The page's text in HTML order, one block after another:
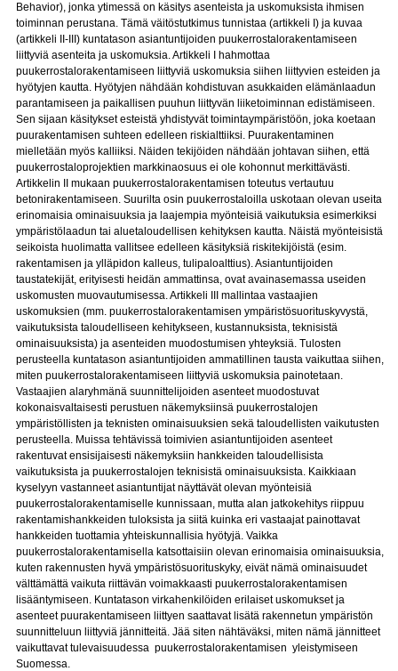
Behavior), jonka ytimessä on käsitys asenteista ja uskomuksista ihmisen
toiminnan perustana. Tämä väitöstutkimus tunnistaa (artikkeli I) ja kuvaa
(artikkeli II-III) kuntatason asiantuntijoiden puukerrostalorakentamiseen
liittyviä asenteita ja uskomuksia. Artikkeli I hahmottaa
puukerrostalorakentamiseen liittyviä uskomuksia siihen liittyvien esteiden ja
hyötyjen kautta. Hyötyjen nähdään kohdistuvan asukkaiden elämänlaadun
parantamiseen ja paikallisen puuhun liittyvän liiketoiminnan edistämiseen.
Sen sijaan käsitykset esteistä yhdistyvät toimintaympäristöön, joka koetaan
puurakentamisen suhteen edelleen riskialttiiksi. Puurakentaminen
mielletään myös kalliiksi. Näiden tekijöiden nähdään johtavan siihen, että
puukerrostaloprojektien markkinaosuus ei ole kohonnut merkittävästi.
Artikkelin II mukaan puukerrostalorakentamisen toteutus vertautuu
betonirakentamiseen. Suurilta osin puukerrostaloilla uskotaan olevan useita
erinomaisia ominaisuuksia ja laajempia myönteisiä vaikutuksia esimerkiksi
ympäristölaadun tai aluetaloudellisen kehityksen kautta. Näistä myönteisistä
seikoista huolimatta vallitsee edelleen käsityksiä riskitekijöistä (esim.
rakentamisen ja ylläpidon kalleus, tulipaloalttius). Asiantuntijoiden
taustatekijät, erityisesti heidän ammattinsa, ovat avainasemassa useiden
uskomusten muovautumisessa. Artikkeli III mallintaa vastaajien
uskomuksien (mm. puukerrostalorakentamisen ympäristösuorituskyvystä,
vaikutuksista taloudelliseen kehitykseen, kustannuksista, teknisistä
ominaisuuksista) ja asenteiden muodostumisen yhteyksiä. Tulosten
perusteella kuntatason asiantuntijoiden ammatillinen tausta vaikuttaa siihen,
miten puukerrostalorakentamiseen liittyviä uskomuksia painotetaan.
Vastaajien alaryhmänä suunnittelijoiden asenteet muodostuvat
kokonaisvaltaisesti perustuen näkemyksiinsä puukerrostalojen
ympäristöllisten ja teknisten ominaisuuksien sekä taloudellisten vaikutusten
perusteella. Muissa tehtävissä toimivien asiantuntijoiden asenteet
rakentuvat ensisijaisesti näkemyksiin hankkeiden taloudellisista
vaikutuksista ja puukerrostalojen teknisistä ominaisuuksista. Kaikkiaan
kyselyyn vastanneet asiantuntijat näyttävät olevan myönteisiä
puukerrostalorakentamiselle kunnissaan, mutta alan jatkokehitys riippuu
rakentamishankkeiden tuloksista ja siitä kuinka eri vastaajat painottavat
hankkeiden tuottamia yhteiskunnallisia hyötyjä. Vaikka
puukerrostalorakentamisella katsottaisiin olevan erinomaisia ominaisuuksia,
kuten rakennusten hyvä ympäristösuorituskyky, eivät nämä ominaisuudet
välttämättä vaikuta riittävän voimakkaasti puukerrostalorakentamisen
lisääntymiseen. Kuntatason virkahenkilöiden erilaiset uskomukset ja
asenteet puurakentamiseen liittyen saattavat lisätä rakennetun ympäristön
suunnitteluun liittyviä jännitteitä. Jää siten nähtäväksi, miten nämä jännitteet
vaikuttavat tulevaisuudessa puukerrostalorakentamisen yleistymiseen
Suomessa.